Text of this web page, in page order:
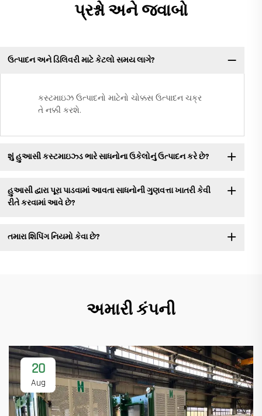
પ્રશ્નો અને જવાબો
ઉત્પાદન અને ડિલિવરી માટે કેટલો સમય લાગે?
કસ્ટમાઇઝ ઉત્પાદનો માટેનો ચોક્કસ ઉત્પાદન ચક્ર
તે નક્કી કરશે.
શું હુઆસી કસ્ટમાઇઝ્ડ ભારે સાધનોના ઉકેલોનું ઉત્પાદન કરે છે?
હુઆસી દ્વારા પૂરા પાડવામાં આવતા સાધનોની ગુણવત્તા ખાતરી કેવી
રીતે કરવામાં આવે છે?
તમારા શિપિંગ નિયમો કેવા છે?
અમારી કંપની
20
Aug